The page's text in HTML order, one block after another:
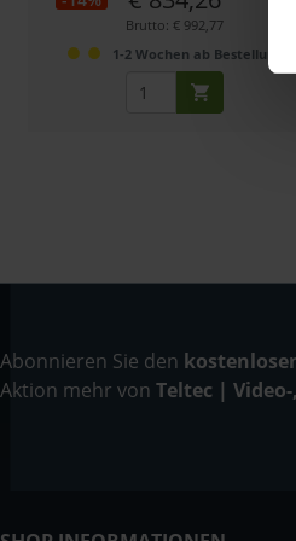
Brutto: € 992,77
1-2 Wochen ab Bestellung
Abonnieren Sie den
Aktion mehr von Teltec |